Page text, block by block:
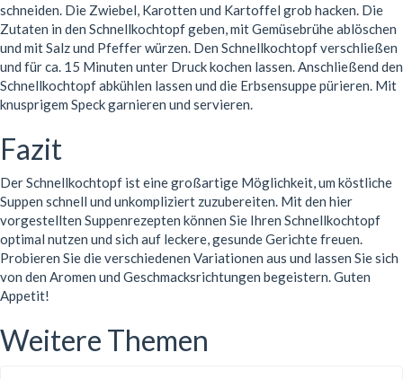
schneiden. Die Zwiebel, Karotten und Kartoffel grob hacken. Die
Zutaten in den Schnellkochtopf geben, mit Gemüsebrühe ablöschen
und mit Salz und Pfeffer würzen. Den Schnellkochtopf verschließen
und für ca. 15 Minuten unter Druck kochen lassen. Anschließend den
Schnellkochtopf abkühlen lassen und die Erbsensuppe pürieren. Mit
knusprigem Speck garnieren und servieren.
Fazit
Der Schnellkochtopf ist eine großartige Möglichkeit, um köstliche
Suppen schnell und unkompliziert zuzubereiten. Mit den hier
vorgestellten Suppenrezepten können Sie Ihren Schnellkochtopf
optimal nutzen und sich auf leckere, gesunde Gerichte freuen.
Probieren Sie die verschiedenen Variationen aus und lassen Sie sich
von den Aromen und Geschmacksrichtungen begeistern. Guten
Appetit!
Weitere Themen